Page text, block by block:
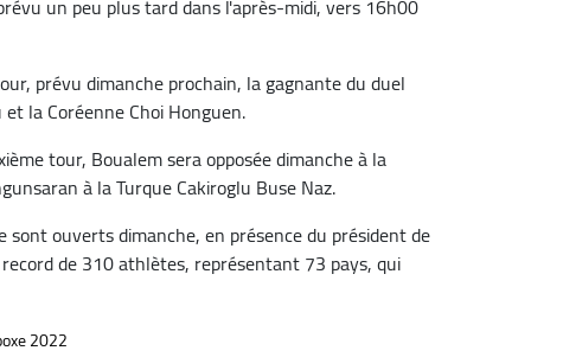
prévu dimanche prochain, la gagnante du duel
la Coréenne Choi Honguen.
tour, Boualem sera opposée dimanche à la
à la Turque Cakiroglu Buse Naz.
ouverts dimanche, en présence du président de
de 310 athlètes, représentant 73 pays, qui
2022